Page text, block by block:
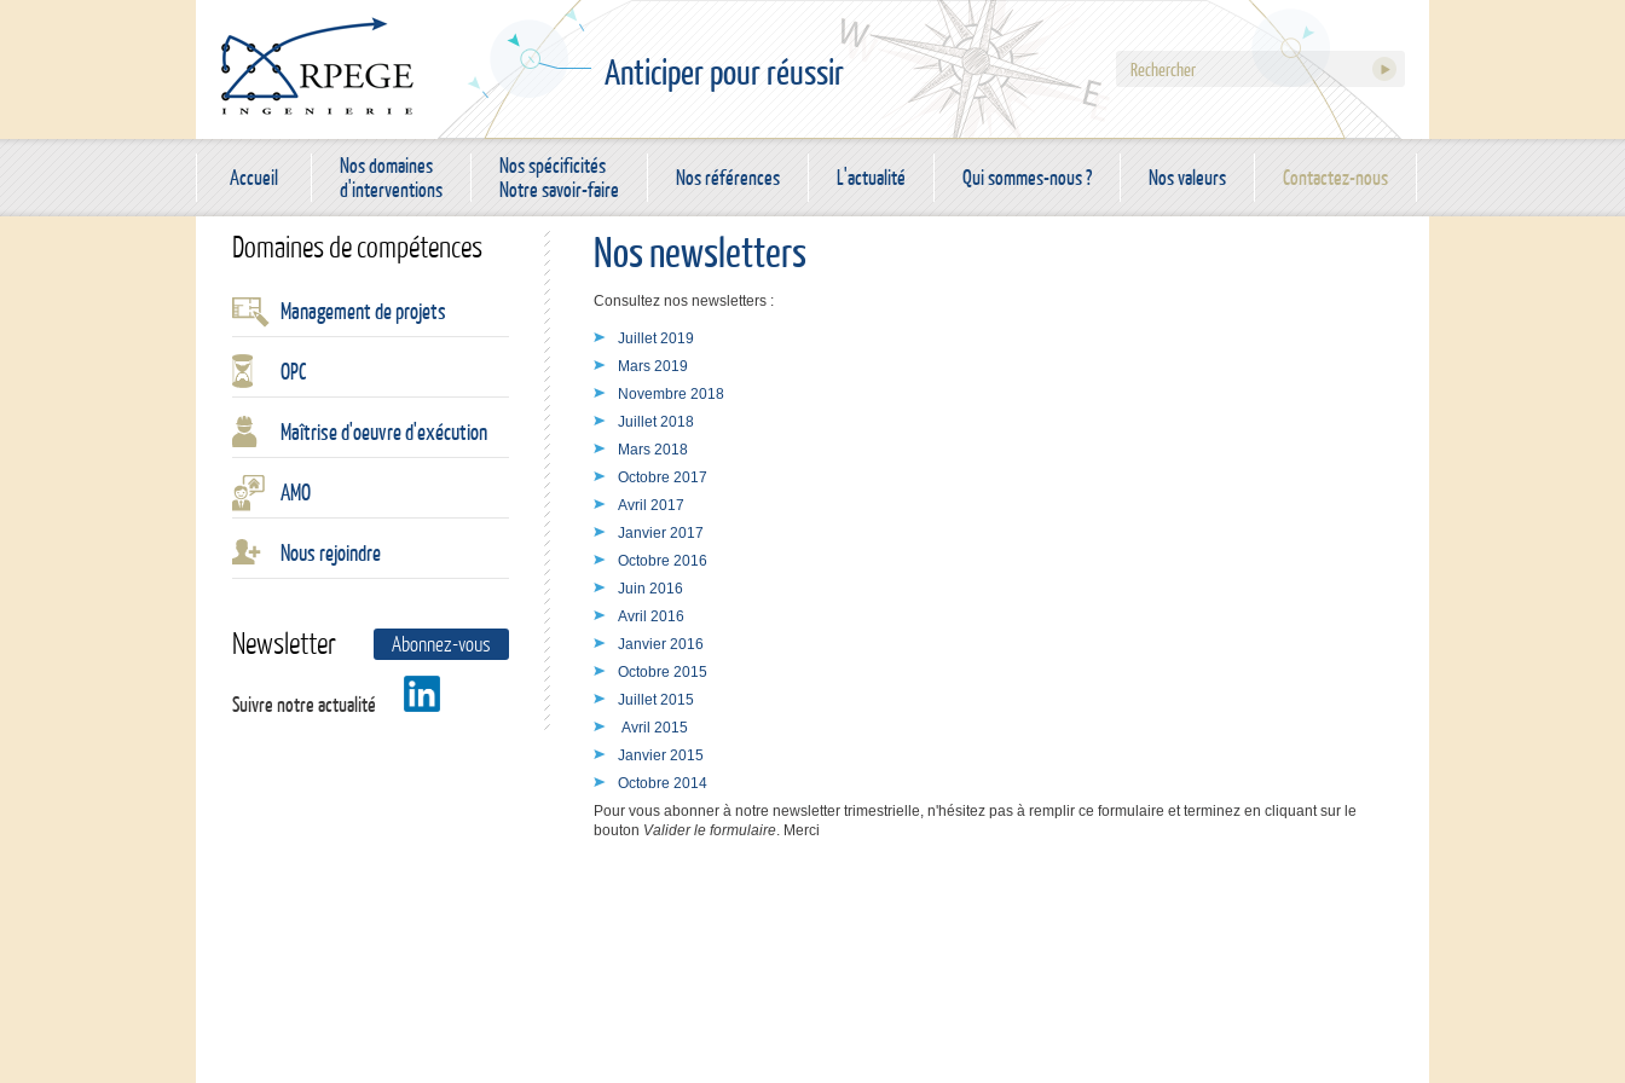
Anticiper pour réussir
Accueil
Nos domaines
d'interventions
Nos spécificités
Notre savoir-faire
Nos références L'actualité Qui sommes-nous ? Nos valeurs Contactez-nous
Nos newsletters
Consultez nos newsletters :
Juillet 2019
Mars 2019
Novembre 2018
Juillet 2018
Mars 2018
Octobre 2017
Avril 2017
Janvier 2017
Octobre 2016
Juin 2016
Avril 2016
Janvier 2016
Octobre 2015
Juillet 2015
Avril 2015
Janvier 2015
Octobre 2014
Pour vous abonner à notre newsletter trimestrielle, n'hésitez pas à remplir ce formulaire et terminez en cliquant sur le
bouton Valider le formulaire. Merci
Domaines de compétences
Management de projets
OPC
Maîtrise d'oeuvre d'exécution
AMO
Nous rejoindre
Newsletter Abonnez-vous
Suivre notre actualité